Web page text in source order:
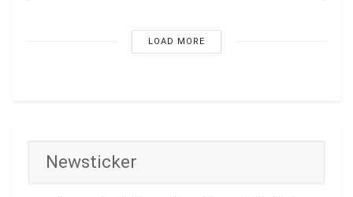
LOAD MORE
Newsticker